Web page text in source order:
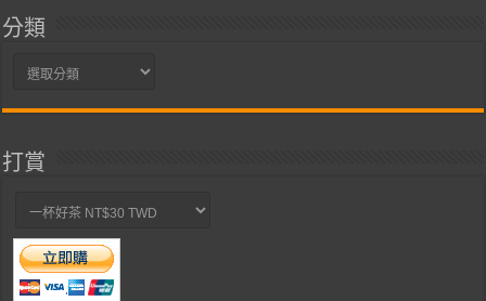
分類
分
打賞